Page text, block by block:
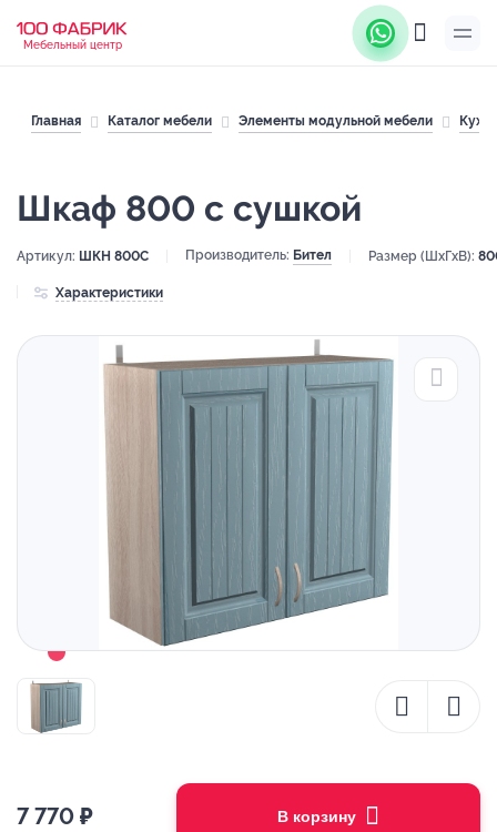
Мебельный центр
Главная Каталог мебели Элементы модульной мебели
Шкаф 800 с сушкой
Артикул: ШКН 800С Производитель: Бител Размер (ШхГхВ):
Характеристики
7 770 ₽ В корзину